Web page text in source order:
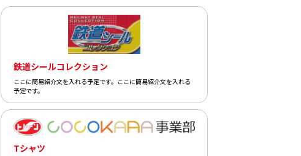
鉄道シールコレクション
ここに簡易紹介文を入れる予定です。ここに簡易紹介文を入れる
予定です。
Tシャツ